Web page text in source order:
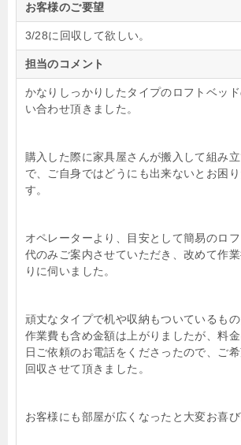
お客様のご要望
3/28に回収して欲しい。
担当のコメント
かなりしっかりしたタイプのロフトベッ
い合わせ頂きました。
購入した際に家具屋さんが搬入して組み
で、ご自身ではどうにも出来ないとお困
す。
オペレーターより、目安として簡易のロ
代のみご案内させていただき、改めて作
りに伺いました。
頑丈なタイプで机や収納もついているも
作業費も含め金額は上がりましたが、料
日ご依頼のお電話をくださったので、ご
回収させて頂きました。
お客様にも部屋が広くなったと大変お喜び